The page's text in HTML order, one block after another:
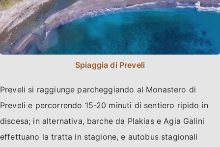
Spiaggia di Preveli
Preveli si raggiunge parcheggiando al Monastero di
Preveli e percorrendo 15-20 minuti di sentiero ripido in
discesa; in alternativa, barche da Plakias e Agia Galini
effettuano la tratta in stagione, e autobus stagionali